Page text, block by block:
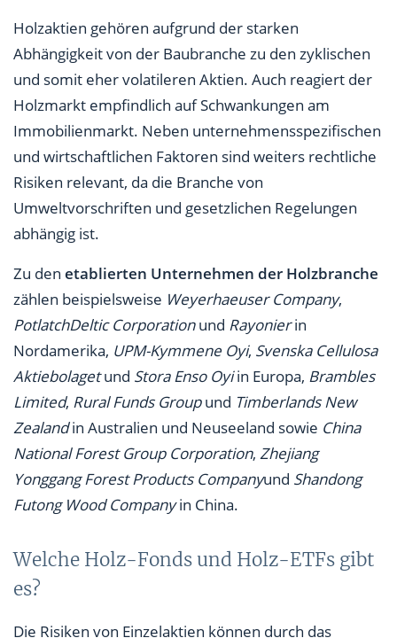
Holzaktien gehören aufgrund der starken
Abhängigkeit von der Baubranche zu den zyklischen
und somit eher volatileren Aktien. Auch reagiert der
Holzmarkt empfindlich auf Schwankungen am
Immobilienmarkt. Neben unternehmensspezifischen
und wirtschaftlichen Faktoren sind weiters rechtliche
Risiken relevant, da die Branche von
Umweltvorschriften und gesetzlichen Regelungen
abhängig ist.
Zu den etablierten Unternehmen der Holzbranche
zählen beispielsweise Weyerhaeuser Company,
PotlatchDeltic Corporationund Rayonierin
Nordamerika, UPM-Kymmene Oyi, Svenska Cellulosa
Aktiebolagetund Stora Enso Oyiin Europa, Brambles
Limited, Rural Funds Groupund Timberlands New
Zealandin Australien und Neuseeland sowie China
National Forest Group Corporation, Zhejiang
Yonggang Forest Products Companyund Shandong
Futong Wood Companyin China.
Welche Holz-Fonds und Holz-ETFs gibt
es?
Die Risiken von Einzelaktien können durch das